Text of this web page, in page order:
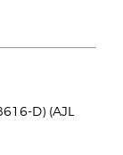
D) (AJL